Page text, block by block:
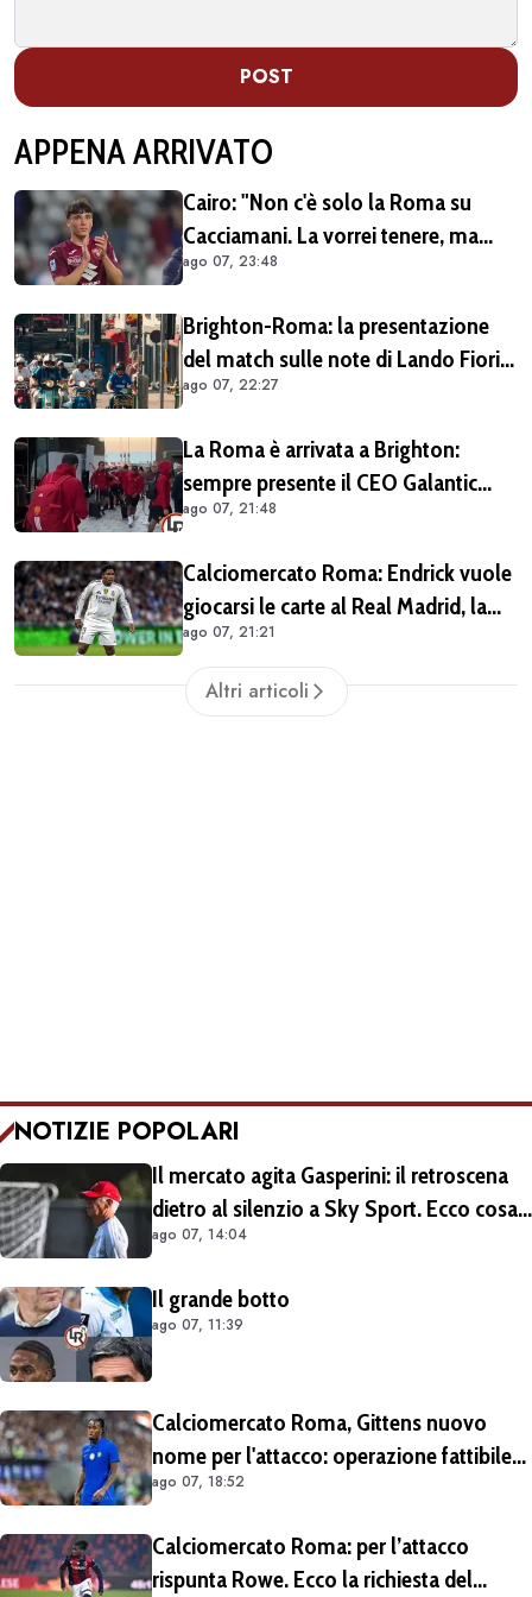
POST
APPENA ARRIVATO
Cairo: "Non c'è solo la Roma su
Cacciamani. La vorrei tenere, ma
vediamo"
ago 07, 23:48
Brighton-Roma: la presentazione
del match sulle note di Lando Fiorini
(VIDEO)
ago 07, 22:27
La Roma è arrivata a Brighton:
sempre presente il CEO Galantic
(VIDEO)
ago 07, 21:48
Calciomercato Roma: Endrick vuole
giocarsi le carte al Real Madrid, la
pista si complica
ago 07, 21:21
Altri articoli
NOTIZIE POPOLARI
Il mercato agita Gasperini: il retroscena
dietro al silenzio a Sky Sport. Ecco cosa
è emerso dal meeting con la proprietà
ago 07, 14:04
Il grande botto
ago 07, 11:39
Calciomercato Roma, Gittens nuovo
nome per l'attacco: operazione fattibile
solo in prestito
ago 07, 18:52
Calciomercato Roma: per l’attacco
rispunta Rowe. Ecco la richiesta del